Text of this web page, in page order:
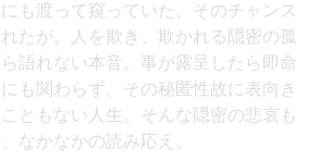
も渡って窺っていた、そのチャンス
たが。人を欺き、欺かれる隠密の孤
語れない本音。事が露呈したら即命
も関わらず、その秘匿性故に表向き
ともない人生。そんな隠密の悲哀も
なかなかの読み応え。